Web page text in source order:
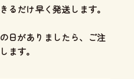
るだけ早く発送します。
日がありましたら、ご注
ます。